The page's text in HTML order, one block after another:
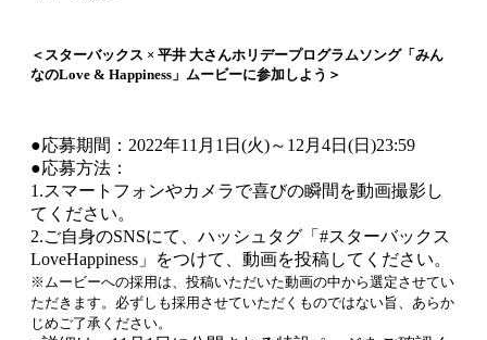
＜スターバックス × 平井 大さんホリデープログラムソング「みん
なのLove & Happiness」ムービーに参加しよう＞
●応募期間：2022年11月1日(火)～12月4日(日)23:59
●応募方法：
1.スマートフォンやカメラで喜びの瞬間を動画撮影し
てください。
2.ご自身のSNSにて、ハッシュタグ「#スターバックス
LoveHappiness」をつけて、動画を投稿してください。
※ムービーへの採用は、投稿いただいた動画の中から選定させてい
ただきます。必ずしも採用させていただくものではない旨、あらか
じめご了承ください。